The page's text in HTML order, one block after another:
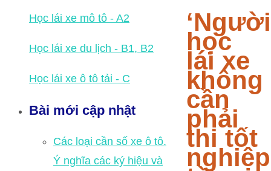
‘Người
học
lái xe
không
cần
phải
thi tốt
nghiệp
Học lái xe mô tô - A2
Học lái xe du lịch - B1, B2
Học lái xe ô tô tải - C
Bài mới cập nhật
Các loại cần số xe ô tô.
Ý nghĩa các ký hiệu và